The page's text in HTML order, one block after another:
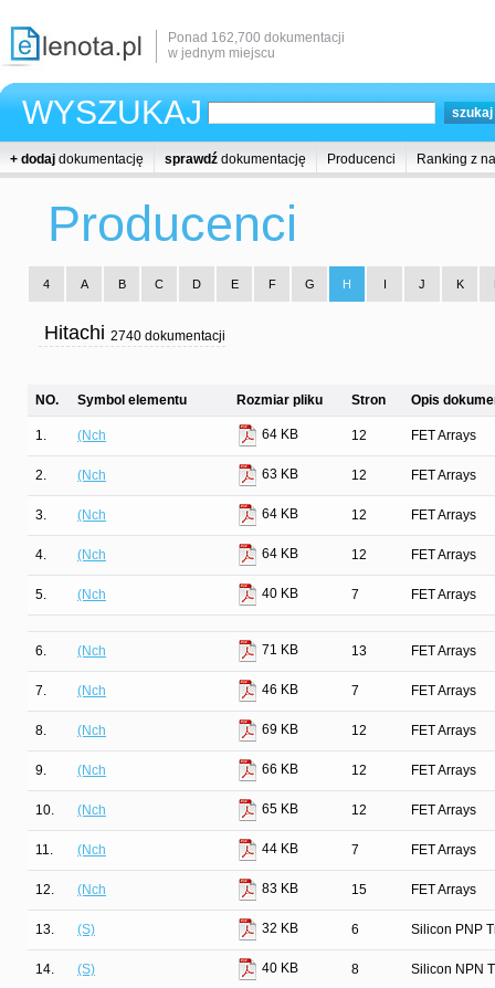
Ponad 162,700 dokumentacji
w jednym miejscu
WYSZUKAJ
+ dodaj dokumentację sprawdź dokumentację Producenci Ranking z
Producenci
4 A B C D E F G H I J K
Hitachi 2740 dokumentacji
NO. Symbol elementu Rozmiar pliku Stron Opis
1. (Nch 64 KB 12 FET Arrays
2. (Nch 63 KB 12 FET Arrays
3. (Nch 64 KB 12 FET Arrays
4. (Nch 64 KB 12 FET Arrays
5. (Nch 40 KB 7 FET Arrays
6. (Nch 71 KB 13 FET Arrays
7. (Nch 46 KB 7 FET Arrays
8. (Nch 69 KB 12 FET Arrays
9. (Nch 66 KB 12 FET Arrays
10. (Nch 65 KB 12 FET Arrays
11. (Nch 44 KB 7 FET Arrays
12. (Nch 83 KB 15 FET Arrays
13. (S) 32 KB 6 Silicon PNP
14. (S) 40 KB 8 Silicon NPN